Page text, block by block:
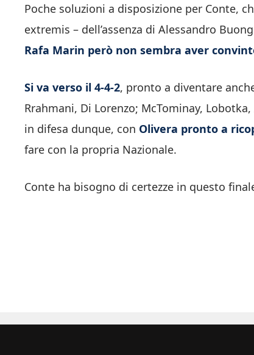
Poche soluzioni a disposizione per Conte,
extremis – dell’assenza di Alessandro
Rafa Marin però non sembra aver
Si va verso il 4-4-2, pronto a diventare
Rrahmani, Di Lorenzo; McTominay,
in difesa dunque, con Olivera pronto a
fare con la propria Nazionale.
Conte ha bisogno di certezze in questo